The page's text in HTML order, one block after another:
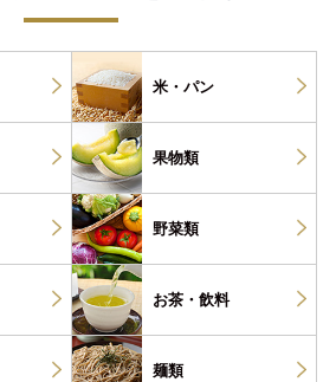
米・パン
果物類
野菜類
お茶・ 飲料
麺類